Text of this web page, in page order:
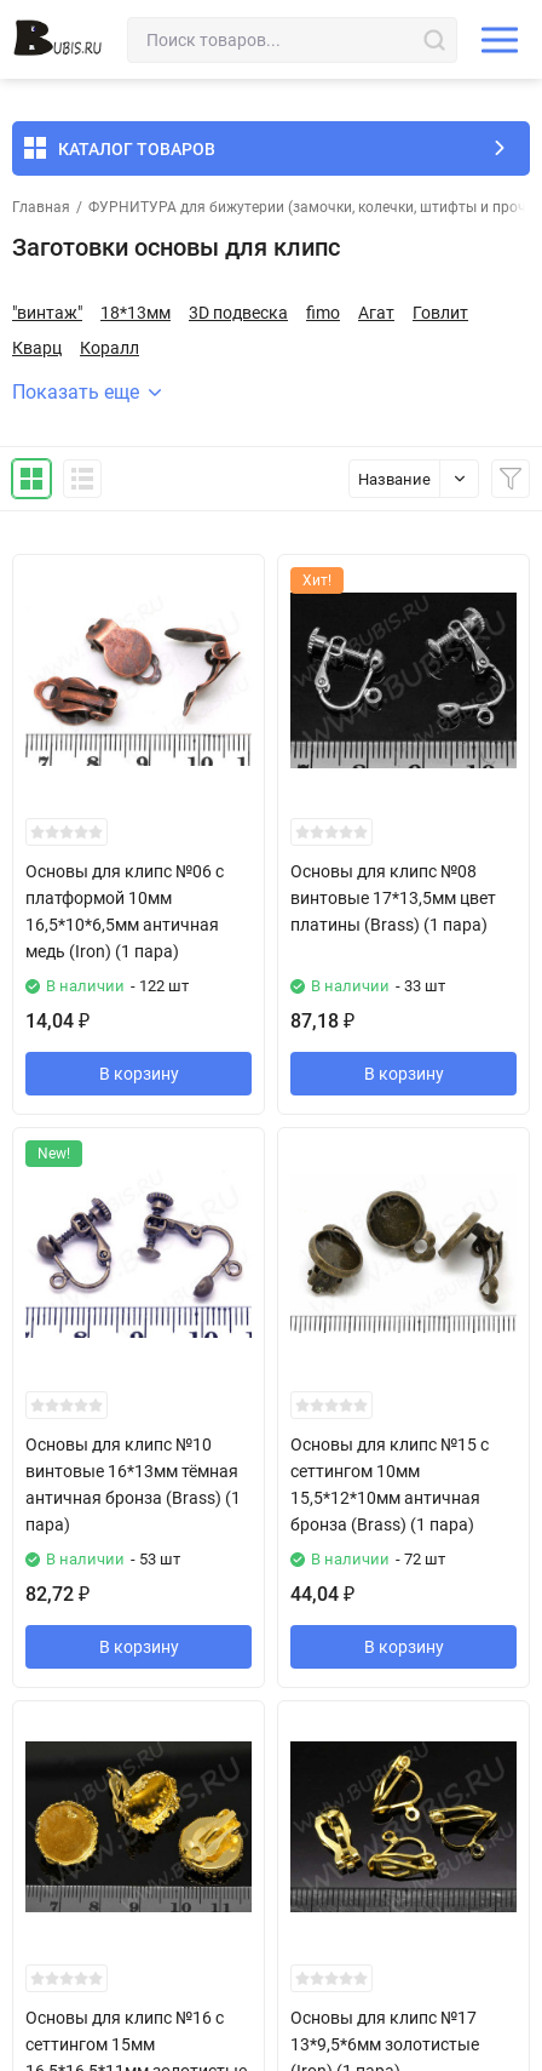
КАТАЛОГ ТОВАРОВ
Главная / ФУРНИТУРА для бижутерии (замочки, колечки, штифты и
Заготовки основы для клипс
"винтаж" 18*13мм 3D подвеска fimo Агат
Говлит
Кварц
Коралл
Показать еще
Название
Основы для клипс №06 с
платформой 10мм
16,5*10*6,5мм античная
медь (Iron) (1 пара)
В наличии - 122 шт
14,04 ₽
В корзину
Хит!
Основы для клипс №08
винтовые 17*13,5мм цвет
платины (Brass) (1 пара)
В наличии - 33 шт
87,18 ₽
В корзину
New!
Основы для клипс №10
винтовые 16*13мм тёмная
античная бронза (Brass) (1
пара)
В наличии - 53 шт
82,72 ₽
В корзину
Основы для клипс №15 с
сеттингом 10мм
15,5*12*10мм античная
бронза (Brass) (1 пара)
В наличии - 72 шт
44,04 ₽
В корзину
Основы для клипс №16 с
сеттингом 15мм
Основы для клипс №17
13*9,5*6мм золотистые